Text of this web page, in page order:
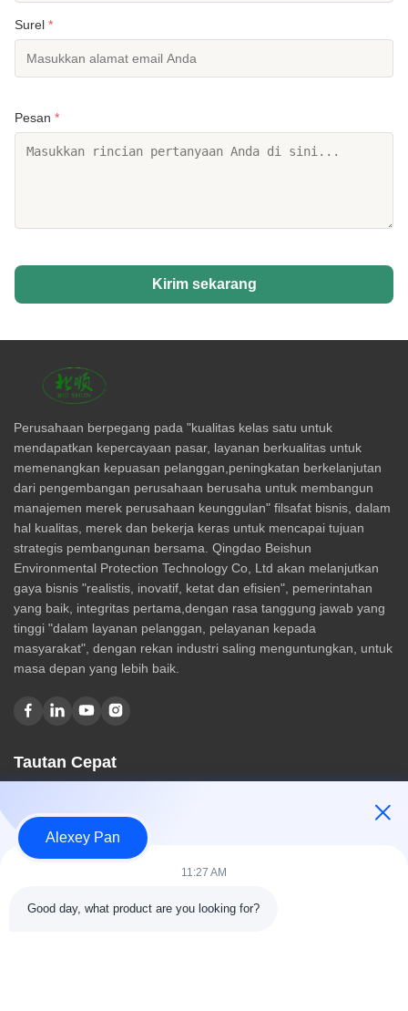
Surel *
Pesan *
Kirim sekarang
Perusahaan berpegang pada "kualitas kelas satu untuk
mendapatkan kepercayaan pasar, layanan berkualitas untuk
memenangkan kepuasan pelanggan,peningkatan berkelanjutan
dari pengembangan perusahaan berusaha untuk membangun
manajemen merek perusahaan keunggulan" filsafat bisnis, dalam
hal kualitas, merek dan bekerja keras untuk mencapai tujuan
strategis pembangunan bersama. Qingdao Beishun
Environmental Protection Technology Co, Ltd akan melanjutkan
gaya bisnis "realistis, inovatif, ketat dan efisien", pemerintahan
yang baik, integritas pertama,dengan rasa tanggung jawab yang
tinggi "dalam layanan pelanggan, pelayanan kepada
masyarakat", dengan rekan industri saling menguntungkan, untuk
masa depan yang lebih baik.
Tautan Cepat
Tentang kami
Produk
Kategori
Alexey Pan
11:27 AM
Good day, what product are you looking for?